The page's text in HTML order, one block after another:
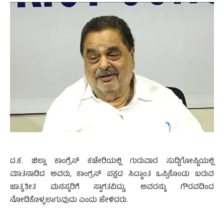
ದ.ಕ. ಜಿಲ್ಲಾ ಕಾಂಗ್ರೆಸ್ ಕಚೇರಿಯಲ್ಲಿ ಗುರುವಾರ ಸುದ್ದಿಗೋಷ್ಟಿಯಲ್ಲಿ
ಮಾತನಾಡಿದ ಅವರು, ಕಾಂಗ್ರಸ್ ಪಕ್ಷದ ಸಿದ್ಧಾಂತ ಒಪ್ಪಿಕೊಂಡು ಬರುವ
ಜಾತ್ಯತೀತ ಮನಸ್ಕರಿಗೆ ಸ್ವಾಗತವಿದ್ದು, ಅವರನ್ನು ಗೌರವದಿಂದ
ನೋಡಿಕೊಳ್ಳಲಾಗುವುದು ಎಂದು ಹೇಳಿದರು.